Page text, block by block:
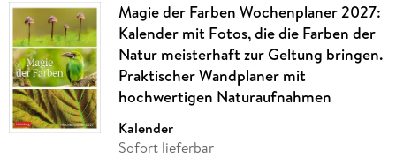
Magie der Farben Wochenplaner 2027:
Kalender mit Fotos, die die Farben der
Natur meisterhaft zur Geltung bringen.
Praktischer Wandplaner mit
hochwertigen Naturaufnahmen
Kalender
Sofort lieferbar